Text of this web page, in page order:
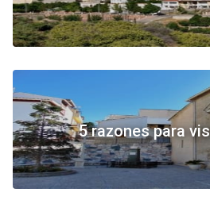
5 razones para